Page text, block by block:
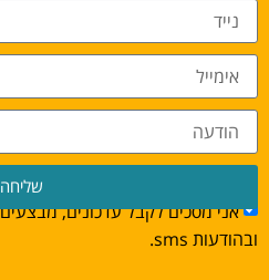
אני מסכים לקבל עדכונים,
ובהודעות sms.
שליחה